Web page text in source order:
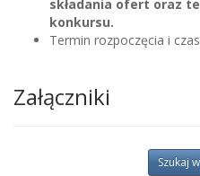
składania ofert oraz
konkursu.
Termin rozpoczęcia i
Załączniki
Szukaj